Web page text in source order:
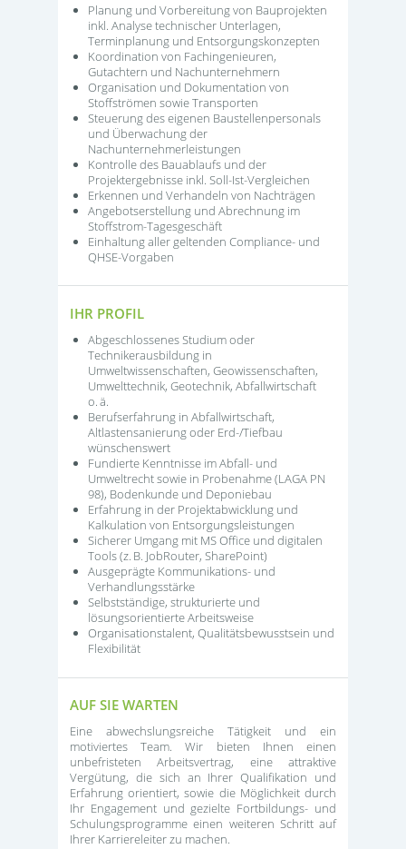
Planung und Vorbereitung von Bauprojekten
inkl. Analyse technischer Unterlagen,
Terminplanung und Entsorgungskonzepten
Koordination von Fachingenieuren,
Gutachtern und Nachunternehmern
Organisation und Dokumentation von
Stoffströmen sowie Transporten
Steuerung des eigenen Baustellenpersonals
und Überwachung der
Nachunternehmerleistungen
Kontrolle des Bauablaufs und der
Projektergebnisse inkl. Soll-Ist-Vergleichen
Erkennen und Verhandeln von Nachträgen
Angebotserstellung und Abrechnung im
Stoffstrom-Tagesgeschäft
Einhaltung aller geltenden Compliance- und
QHSE-Vorgaben
IHR PROFIL
Abgeschlossenes Studium oder
Technikerausbildung in
Umweltwissenschaften, Geowissenschaften,
Umwelttechnik, Geotechnik, Abfallwirtschaft
o. ä.
Berufserfahrung in Abfallwirtschaft,
Altlastensanierung oder Erd-/Tiefbau
wünschenswert
Fundierte Kenntnisse im Abfall- und
Umweltrecht sowie in Probenahme (LAGA PN
98), Bodenkunde und Deponiebau
Erfahrung in der Projektabwicklung und
Kalkulation von Entsorgungsleistungen
Sicherer Umgang mit MS Office und digitalen
Tools (z. B. JobRouter, SharePoint)
Ausgeprägte Kommunikations- und
Verhandlungsstärke
Selbstständige, strukturierte und
lösungsorientierte Arbeitsweise
Organisationstalent, Qualitätsbewusstsein und
Flexibilität
AUF SIE WARTEN
Eine abwechslungsreiche Tätigkeit und ein
motiviertes Team. Wir bieten Ihnen einen
unbefristeten Arbeitsvertrag, eine attraktive
Vergütung, die sich an Ihrer Qualifikation und
Erfahrung orientiert, sowie die Möglichkeit durch
Ihr Engagement und gezielte Fortbildungs- und
Schulungsprogramme einen weiteren Schritt auf
Ihrer Karriereleiter zu machen.